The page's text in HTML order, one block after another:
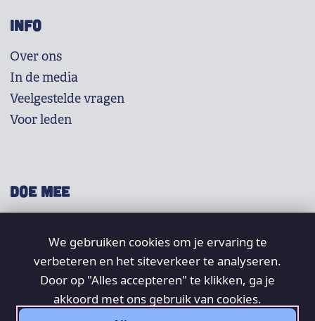
INFO
Over ons
In de media
Veelgestelde vragen
Voor leden
DOE MEE
Doneer
Word lid
Vrijwilligers
We gebruiken cookies om je ervaring te
verbeteren en het siteverkeer te analyseren.
Door op "Alles accepteren" te klikken, ga je
akkoord met ons gebruik van cookies.